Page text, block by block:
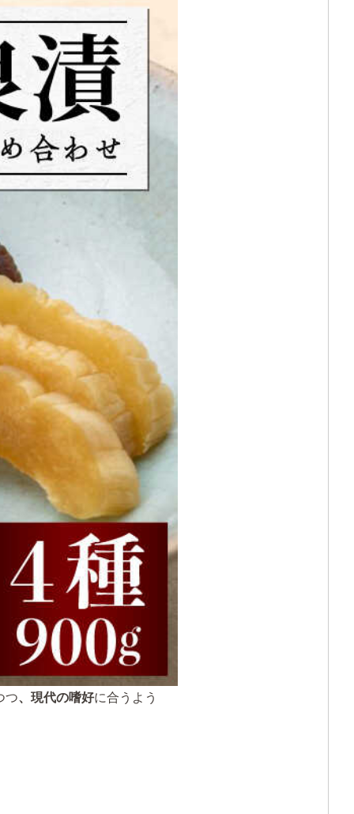
つ、現代の嗜好に合うよう